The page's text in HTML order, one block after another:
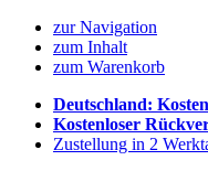
zur Navigation
zum Inhalt
zum Warenkorb
Deutschland:
Kostenloser
Zustellung in 2